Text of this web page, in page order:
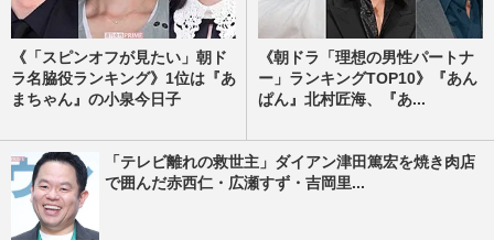
《「スピンオフが見たい」朝ド
ラ名脇役ランキング》1位は『あ
まちゃん』の小泉今日子
《朝ドラ「理想の男性パートナ
ー」ランキングTOP10》『あん
ぱん』北村匠海、『あ...
「テレビ離れの救世主」ダイアン津田篤宏を焼き肉店
で囲んだ赤西仁・広瀬すず・吉岡里...